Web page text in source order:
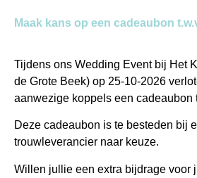
Maak kans op een cadeaubon
Tijdens ons Wedding Event bij Het
de Grote Beek) op 25-10-2026
aanwezige koppels een cadeaubon
Deze cadeaubon is te besteden bij
trouwleverancier naar keuze.
Willen jullie een extra bijdrage voor